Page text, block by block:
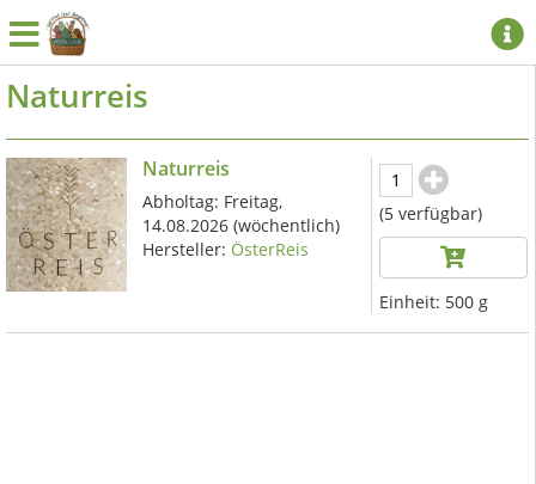
Naturreis
Naturreis
Abholtag: Freitag,
14.08.2026(wöchentlich)
Hersteller: ÖsterReis
(5 verfügbar)
Einheit: 500 g